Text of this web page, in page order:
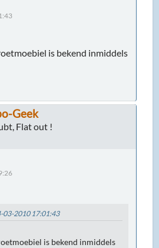
is bekend inmiddels
Geek
Flat out !
03-2010 17:01:43
is bekend inmiddels